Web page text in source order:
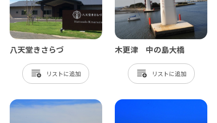
八天堂きさらづ
リスト
木更津 中の島大橋
リスト